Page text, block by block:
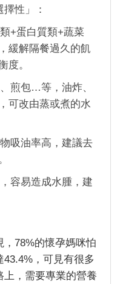
性」：
+蛋白質類+蔬菜
緩解隔餐過久的飢
度。
煎包…等，油炸、
可改由蒸或煮的水
吸油率高，建議去
容易造成水腫，建
78%的懷孕媽咪怕
43.4% ，可見有很多
，需要專業的營養